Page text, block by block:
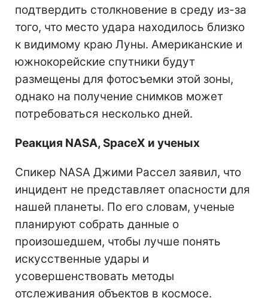
подтвердить столкновение в среду из-за
того, что место удара находилось близко
к видимому краю Луны. Американские и
южнокорейские спутники будут
размещены для фотосъемки этой зоны,
однако на получение снимков может
потребоваться несколько дней.
Реакция NASA, SpaceX и ученых
Спикер NASA Джими Рассел заявил, что
инцидент не представляет опасности для
нашей планеты. По его словам, ученые
планируют собрать данные о
произошедшем, чтобы лучше понять
искусственные удары и
усовершенствовать методы
отслеживания объектов в космосе.